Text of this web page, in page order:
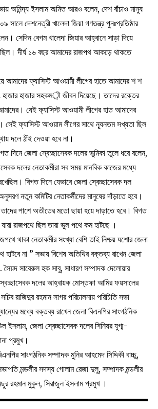
অনিন্দ্য ইসলাম অমিত আরও বলেন, দেশ বাঁচাও মানুষ
সালে দেশনেত্রী খালেদা জিয়া গণতন্ত্র পুনঃপ্রতিষ্ঠার
সেদিন বেগম খালেদা জিয়ার আহ্বানে সাড়া দিয়ে
দীর্ঘ ১৬ বছর আমাদের রাজপথ আকড়ে থাকতে
আমাদের ফ্যাসিস্ট আওয়ামী লীগের হাতে আমাদের শ শ
হাজার হাজার সহকমর্ী জীবন দিয়েছে। তাদের রক্তের
যেই ফ্যাসিস্ট আওয়ামী লীগের হাত আমাদের
সেই ফ্যাসিস্ট আওয়াম লীগের সাথে ন্যূনতম সখ্যতা ছিল
দলে ঠাঁই দেওয়া হবে না।
দিনে জেলা স্বেচ্ছাসেবক দলের ভুমিকা তুলে ধরে বলেন,
দলের নেতাকর্মীরা সব সময় মানবিক কাজের মধ্যে
বিগত দিনে যেভাবে জেলা স্বেচ্ছাসেবক দল
নতুন কমিটির নেতাকর্মীদের মানুষের দাঁড়াতে হবে।
পাশে অতীতের মতো ছায়া হয়ে দাড়াতে হবে। বিগত
রাজপথে ছিল তারা ভুল পথে কম হাটছে ।
থাকা নেতাকর্মীর সংখ্যা বেশি তাই নিশ্চয় যশোর জেলা
না ” সভায় বিশেষ অতিথির বক্তব্য রাখেন জেলা
সাবেরুল হক সাবু, সাধারণ সম্পাদক দেলোয়ার
দলের আহ্বায়ক মোস্তফা আমির ফয়সালের
রাজিদুর রহমান সাগর পরিচালনায় পরিচিতি সভা
মধ্যে বক্তব্য রাখেন জেলা বিএনপির সাংগঠনিক
ইসলাম, জেলা স্বেচ্ছাসেবক দলের সিনিয়র যুগ্ম-
প্রমুখ।
সাংগঠনিক সম্পাদক মুনির আহমেদ সিদ্দিকী বাচ্চু,
মন্ডলীর সদস্য গোলাম রেজা দুলু, সম্পাদক মন্ডলীর
রহমান মুকুল, সিরাজুল ইসলাম প্রমুখ ।